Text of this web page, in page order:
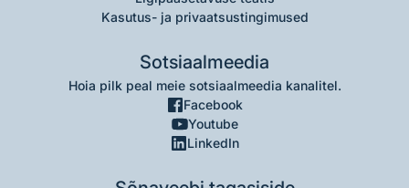
Kasutus- ja privaatsustingimused
Sotsiaalmeedia
Hoia pilk peal meie sotsiaalmeedia kanalitel.
Facebook
Youtube
LinkedIn